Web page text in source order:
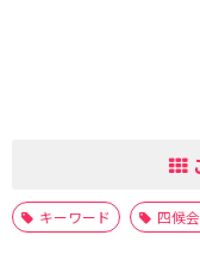
キーワード 四候